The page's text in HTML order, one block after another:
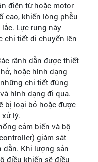
điện từ hoặc motor
cao, khiến lòng phễu
Lực rung này
chi tiết di chuyển lên
rãnh dẫn được thiết
hoặc hình dạng
chi tiết đúng
hình dạng đi qua.
bị loại bỏ hoặc được
lý.
cảm biến và bộ
giám sát
dẫn. Khi lượng sản
điều khiển sẽ điều